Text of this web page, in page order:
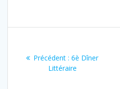
de Précédent : Article
précédent
6è Dîner
Littéraire